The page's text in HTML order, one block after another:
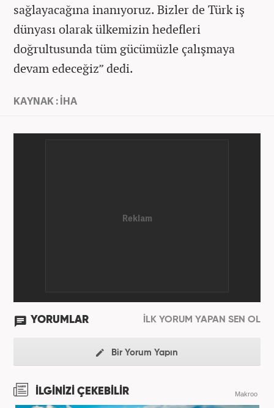
sağlayacağına inanıyoruz. Bizler de Türk iş
dünyası olarak ülkemizin hedefleri
doğrultusunda tüm gücümüzle çalışmaya
devam edeceğiz” dedi.
KAYNAK : İHA
YORUMLAR İLK YORUM YAPAN SEN OL
Bir Yorum Yapın
İLGİNİZİ ÇEKEBİLİR Makroo